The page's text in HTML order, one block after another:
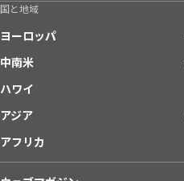
国と地域
ヨーロッパ
中南米
ハワイ
アジア
アフリカ